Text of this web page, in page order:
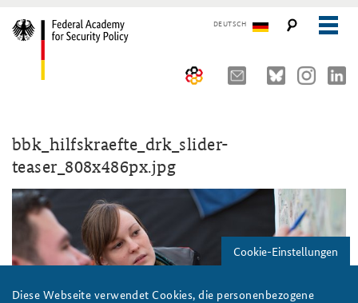
DEUTSCH
Advisory Board
Organisation
The Association of Friends
Partners
Young Leaders in Security Policy
Seminars, Conferences and Events
Security Policy Course for Senior Officials
Core Course on Security Policy
German Forum on Security Policy
Public Events
Working Papers
bbk_hilfskraefte_drk_slider-
teaser_808x486px.jpg
Cookie-Einstellungen
Diese Webseite verwendet Cookies, die personenbezogene